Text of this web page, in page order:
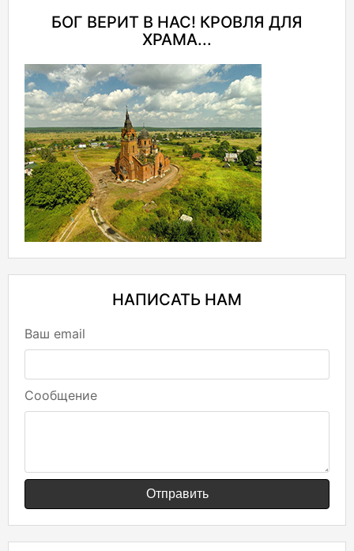
БОГ ВЕРИТ В НАС! КРОВЛЯ ДЛЯ
ХРАМА...
НАПИСАТЬ НАМ
Ваш email
Сообщение
Отправить